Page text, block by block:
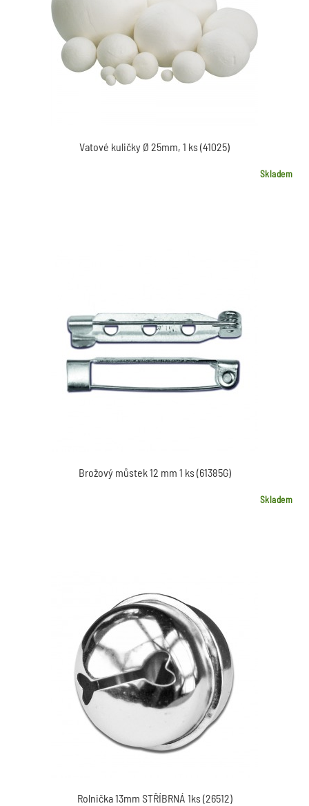
Vatové kuličky Ø 25mm, 1 ks (41025)
Skladem
Brožový můstek 12 mm 1 ks (61385G)
Skladem
Rolnička 13mm STŘÍBRNÁ 1ks (26512)